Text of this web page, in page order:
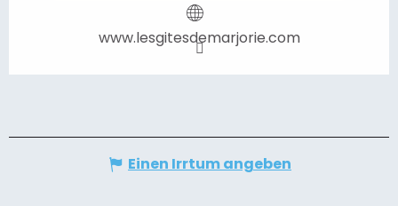
www.lesgitesdemarjorie.com
Einen Irrtum angeben